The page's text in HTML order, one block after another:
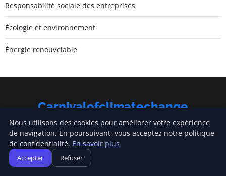
Responsabilité sociale des entreprises
Écologie et environnement
Énergie renouvelable
Carnivalofclimatechange
Inscrivez-vous pour recevoir nos derniers articles directement
dans votre boîte mail.
Nous utilisons des cookies pour améliorer votre expérience
de navigation. En poursuivant, vous acceptez notre politique
de confidentialité. En savoir plus
Accepter Refuser